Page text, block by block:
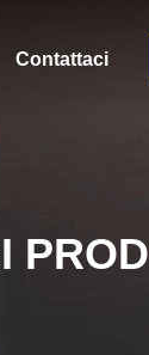
Contattaci